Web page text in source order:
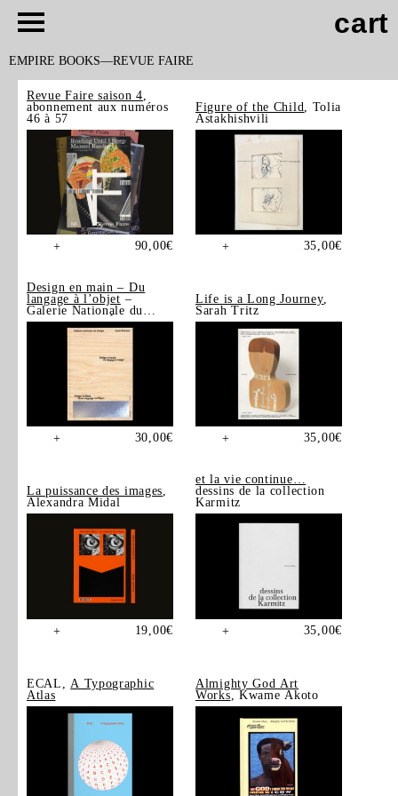
cart
EMPIRE BOOKS REVUE FAIRE
Revue Faire saison 4
abonnement aux numéros
46 à 57
+ 90,00€
Figure of the Child
, Tolia
Astakhishvili
+ 35,00€
Design en main – Du
langage à l’objet –
Galerie Nationale du
Design, Saint-Étienne
+ 30,00€
Life is a Long Journey,
Sarah Tritz
+ 35,00€
La puissance des images,
Alexandra Midal
+ 19,00€
et la vie continue…
dessins de la collection
Karmitz
+ 35,00€
ECAL, A Typographic
Atlas
Almighty God Art
Works , Kwame Akoto